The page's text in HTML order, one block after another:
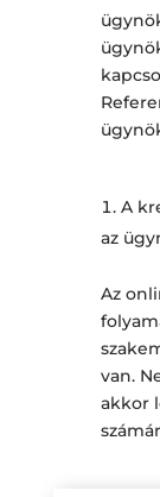
A
az
Az
van.
akkor